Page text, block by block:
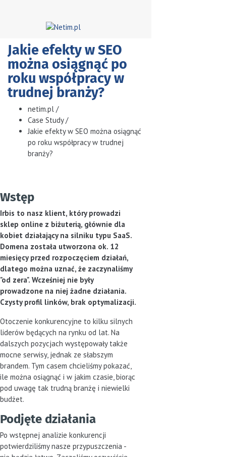
Jakie efekty w SEO
można osiągnąć po
roku współpracy w
trudnej branży?
netim.pl /
Case Study /
Jakie efekty w SEO można osiągnąć
po roku współpracy w trudnej
branży?
Wstęp
Irbis to nasz klient, który prowadzi
sklep online z biżuterią, głównie dla
kobiet działający na silniku typu SaaS.
Domena została utworzona ok. 12
miesięcy przed rozpoczęciem działań,
dlatego można uznać, że zaczynaliśmy
"od zera". Wcześniej nie były
prowadzone na niej żadne działania.
Czysty profil linków, brak optymalizacji.
Otoczenie konkurencyjne to kilku silnych
liderów będących na rynku od lat. Na
dalszych pozycjach występowały także
mocne serwisy, jednak ze słabszym
brandem. Tym casem chcieliśmy pokazać,
ile można osiągnąć i w jakim czasie, biorąc
pod uwagę tak trudną branżę i niewielki
budżet.
Podjęte działania
Po wstępnej analizie konkurencji
potwierdziliśmy nasze przypuszczenia -